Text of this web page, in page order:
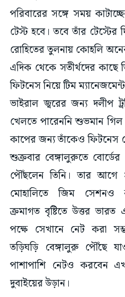
পরিবারের সঙ্গে সময়
টেস্ট হবে। তবে তাঁর টেস্টের
রোহিতের তুলনায় কোহলি
এদিক থেকে সতীর্থদের কাছে
ফিটনেস নিয়ে টিম
ভাইরাল জ্বরের জন্য দলীপ
খেলতে পারেননি শুভমান
কাপের জন্য তাঁকেও ফিটনেস
শুক্রবার বেঙ্গালুরুতে
পৌঁছলেন তিনি। তার আগে
মোহালিতে জিম সেশনও
ক্রমাগত বৃষ্টিতে উত্তর ভারত
পক্ষে সেখানে নেট করা
তড়িঘড়ি বেঙ্গালুরু পৌঁছে
পাশাপাশি নেটও করবেন
দুবাইয়ের উড়ান।